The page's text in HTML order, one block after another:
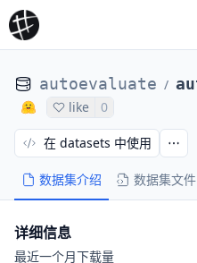
autoevaluate /
like 0
数据集介绍 数据集文件
在 datasets 中使用
详细信息
最近一个月下载量